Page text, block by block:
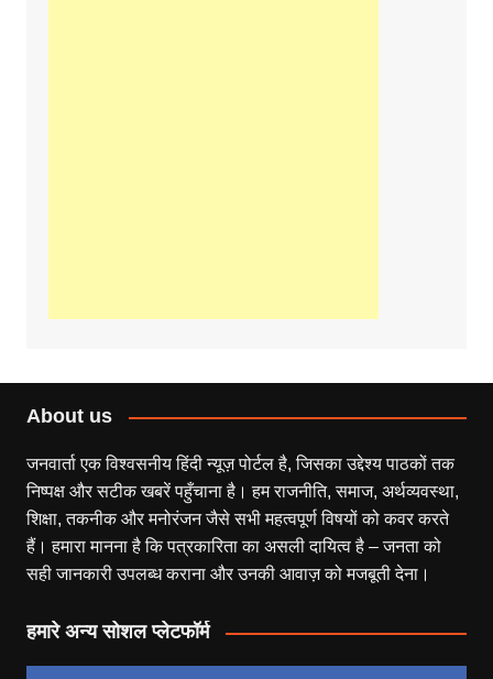
About us
जनवार्ता एक विश्वसनीय हिंदी न्यूज़ पोर्टल है, जिसका उद्देश्य पाठकों तक
निष्पक्ष और सटीक खबरें पहुँचाना है। हम राजनीति, समाज, अर्थव्यवस्था,
शिक्षा, तकनीक और मनोरंजन जैसे सभी महत्वपूर्ण विषयों को कवर करते
हैं। हमारा मानना है कि पत्रकारिता का असली दायित्व है – जनता को
सही जानकारी उपलब्ध कराना और उनकी आवाज़ को मजबूती देना।
हमारे अन्य सोशल प्लेटफॉर्म